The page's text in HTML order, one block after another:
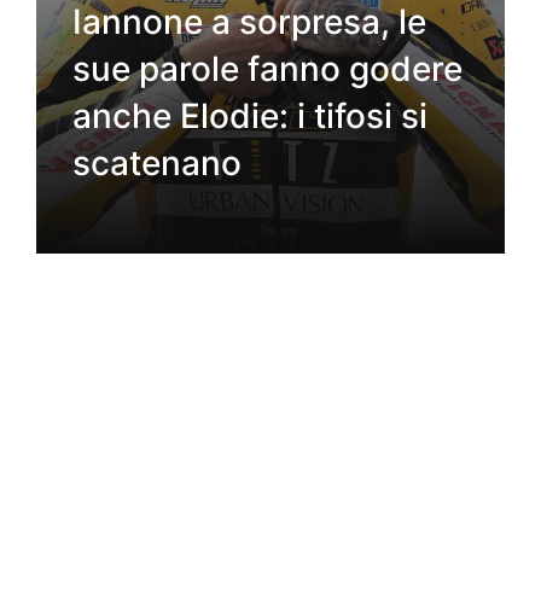
Iannone a sorpresa, le
sue parole fanno godere
anche Elodie: i tifosi si
scatenano